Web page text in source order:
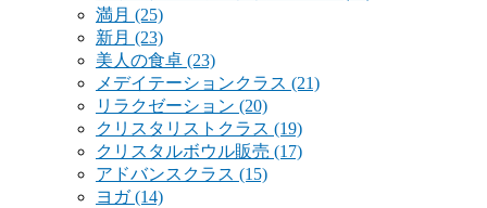
満月 (25)
新月 (23)
美人の食卓 (23)
メデイテーションクラス (21)
リラクゼーション (20)
クリスタリストクラス (19)
クリスタルボウル販売 (17)
アドバンスクラス (15)
ヨガ(14)